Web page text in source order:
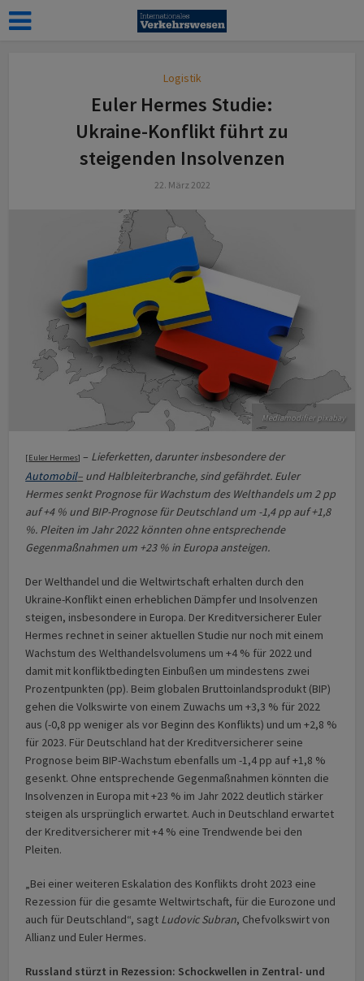
Logistik
Euler Hermes Studie:
Ukraine-Konflikt führt zu
steigenden Insolvenzen
22. März 2022
Mediamodifier pixabay
[Euler Hermes] – Lieferketten, darunter insbesondere der
Automobil– und Halbleiterbranche, sind gefährdet. Euler
Hermes senkt Prognose für Wachstum des Welthandels um 2 pp
auf +4 % und BIP-Prognose für Deutschland um -1,4 pp auf +1,8
%. Pleiten im Jahr 2022 könnten ohne entsprechende
Gegenmaßnahmen um +23 % in Europa ansteigen.
Der Welthandel und die Weltwirtschaft erhalten durch den
Ukraine-Konflikt einen erheblichen Dämpfer und Insolvenzen
steigen, insbesondere in Europa. Der Kreditversicherer Euler
Hermes rechnet in seiner aktuellen Studie nur noch mit einem
Wachstum des Welthandelsvolumens um +4 % für 2022 und
damit mit konfliktbedingten Einbußen um mindestens zwei
Prozentpunkten (pp). Beim globalen Bruttoinlandsprodukt (BIP)
gehen die Volkswirte von einem Zuwachs um +3,3 % für 2022
aus (-0,8 pp weniger als vor Beginn des Konflikts) und um +2,8 %
für 2023. Für Deutschland hat der Kreditversicherer seine
Prognose beim BIP-Wachstum ebenfalls um -1,4 pp auf +1,8 %
gesenkt. Ohne entsprechende Gegenmaßnahmen könnten die
Insolvenzen in Europa mit +23 % im Jahr 2022 deutlich stärker
steigen als ursprünglich erwartet. Auch in Deutschland erwartet
der Kreditversicherer mit +4 % eine Trendwende bei den
Pleiten.
„Bei einer weiteren Eskalation des Konflikts droht 2023 eine
Rezession für die gesamte Weltwirtschaft, für die Eurozone und
auch für Deutschland“, sagt Ludovic Subran, Chefvolkswirt von
Allianz und Euler Hermes.
Russland stürzt in Rezession: Schockwellen in Zentral- und